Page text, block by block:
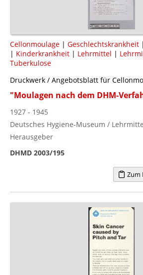
Cellonmoulage | Geschlechtskrankheit |
| Kinderkrankheit | Lehrmittel |
Tuberkulose
Druckwerk / Angebotsblatt für
"Moulagen nach dem DHM-
1927 - 1945
Deutsches Hygiene-Museum /
Herausgeber
DHMD 2003/195
Zum